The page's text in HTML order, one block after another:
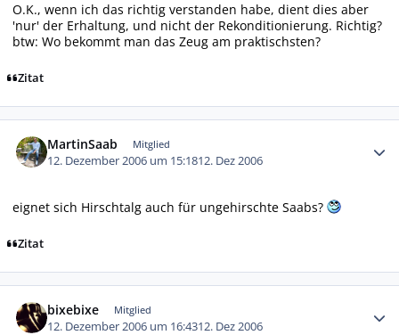
O.K., wenn ich das richtig verstanden habe, dient dies aber
'nur' der Erhaltung, und nicht der Rekonditionierung. Richtig?
btw: Wo bekommt man das Zeug am praktischsten?
Zitat
MartinSaab Mitglied
12. Dezember 2006 um 15:1812. Dez 2006
eignet sich Hirschtalg auch für ungehirschte Saabs?
Zitat
bixebixe Mitglied
12. Dezember 2006 um 16:4312. Dez 2006